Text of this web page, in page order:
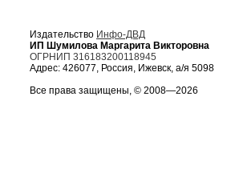
Издательство Инфо-ДВД
ИП Шумилова Маргарита Викторовна
ОГРНИП 316183200118945
Адрес: 426077, Россия, Ижевск, а/я 5098
Все права защищены, © 2008—2026